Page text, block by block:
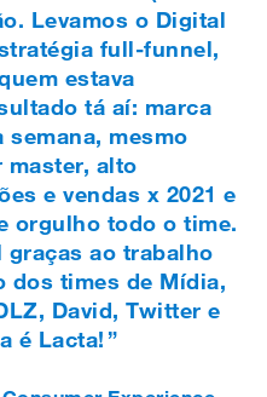
Levamos o Digital
full-funnel,
estava
tá aí: marca
semana, mesmo
master, alto
e vendas x 2021 e
orgulho todo o time.
ao trabalho
dos times de Mídia,
David, Twitter e
é Lacta!